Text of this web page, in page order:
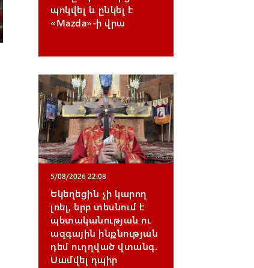
պոկվել և ընկել է
«Mazda»-ի վրա
5/08/2026 22:08
Եկեղեցին չի կարող
լռել, երբ տեսնում է
պետականության ու
ազգային ինքնության
դեմ ուղղված վտանգ.
Սամվել դպիր